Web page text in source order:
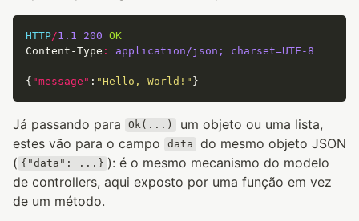
HTTP/1.1 200 OK
Content-Type : application/json; charset=UTF-8
{ "message" : "Hello, World!"
Já passando para Ok(...)
um objeto ou uma lista,
estes vão para o campo
data
do mesmo objeto JSON
( {"data": ...} ): é o mesmo mecanismo do modelo
de controllers, aqui exposto por uma função em vez
de um método.